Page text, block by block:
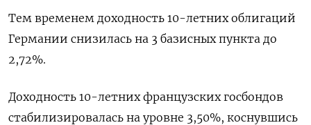
Тем временем доходность 10-летних облигаций
Германии снизилась на 3 базисных пункта до
2,72%.
Доходность 10-летних французских госбондов
стабилизировалась на уровне 3,50%, коснувшись